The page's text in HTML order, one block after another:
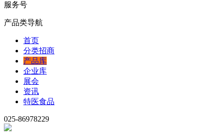
服务号
产品类导航
首页
分类招商
产品库
企业库
展会
资讯
特医食品
025-86978229